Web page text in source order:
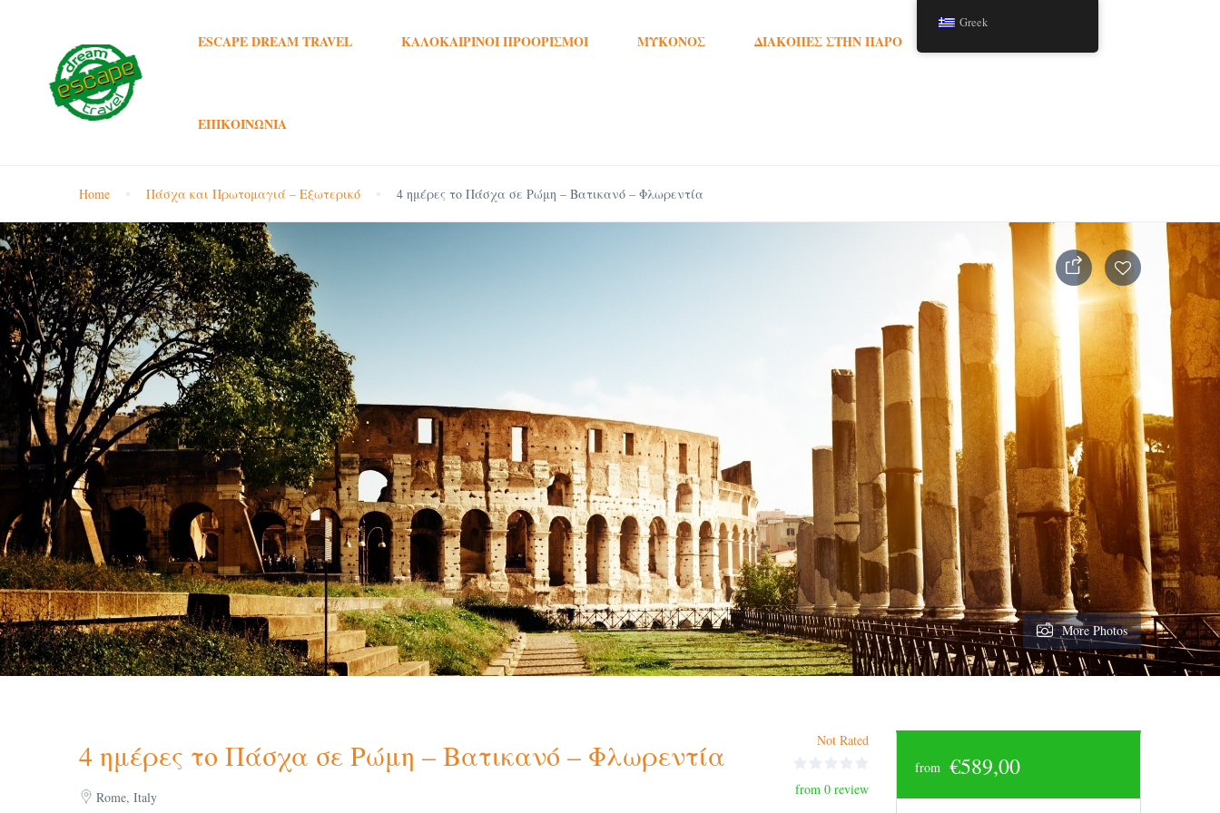
ESCAPE DREAM TRAVEL ΚΑΛΟΚΑΙΡΙΝΟΊ ΠΡΟΟΡΙΣΜΟΊ ΜΎΚΟΝΟΣ ΔΙΑΚΟΠΈΣ ΣΤΗΝ ΠΆΡΟ
ΕΠΙΚΟΙΝΩΝΊΑ
Home Πάσχα και Πρωτομαγιά – Εξωτερικό 4 ημέρες το Πάσχα σε Ρώμη – Βατικανό – Φλωρεντία
More Photos
4 ημέρες το Πάσχα σε Ρώμη – Βατικανό – Φλωρεντία
Rome, Italy
Not Rated
from 0 review
from €589,00
Greek